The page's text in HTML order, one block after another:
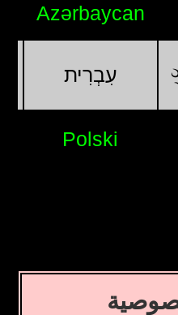
Azərbaycan
עִבְרִית
Polski